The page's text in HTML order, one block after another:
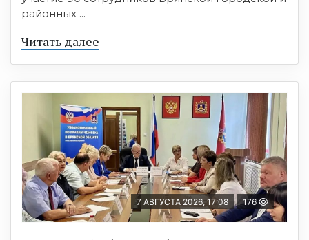
районных ...
Читать далее
7 АВГУСТА 2026, 17:08 176